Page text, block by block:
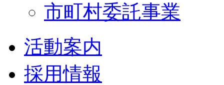
市町村委託事業
活動案内
採用情報